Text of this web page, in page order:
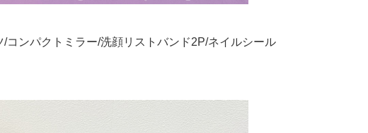
コンパクトミラー/洗顔リストバンド2P/ネイルシール